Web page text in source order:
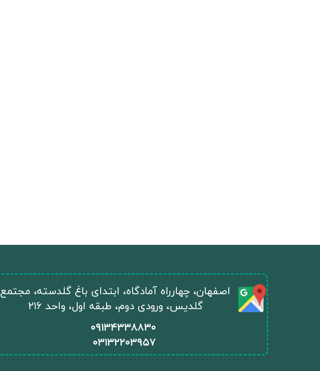
​۰۹۱۳۴۳۳۸۸۳۰
۰۳۱۳۲۲۰۳۹۵۷
​اصفهان، چهارراه آمادگاه، ابتدای باغ گلدسته، مجتمع
گلدیس، ورودی دوم، طبقه اول، واحد ۲۱۶